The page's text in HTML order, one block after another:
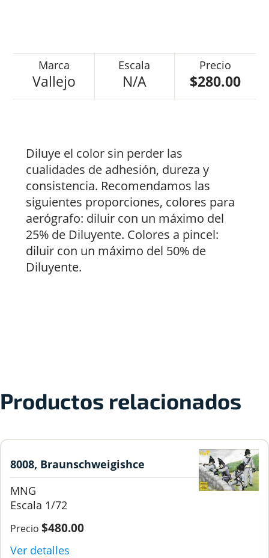
Vallejo N/A $280.00
Diluye el color sin perder las
cualidades de adhesión, dureza y
consistencia. Recomendamos las
siguientes proporciones, colores para
aerógrafo: diluir con un máximo del
25% de Diluyente. Colores a pincel:
diluir con un máximo del 50% de
Diluyente.
Productos relacionados
8008, Braunschweigishce
Avantgarde, 172, Hat.
MNG
1/72
$480.00